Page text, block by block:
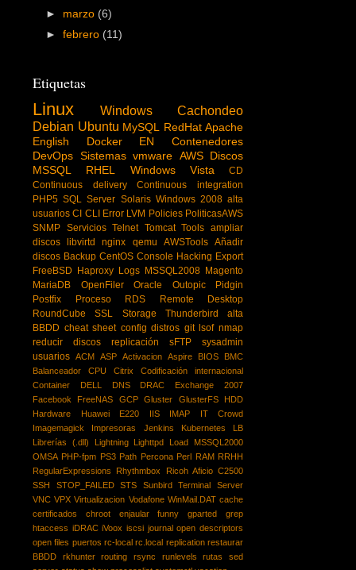
► marzo (6)
►febrero (11)
Etiquetas
Linux Windows
Cachondeo
Debian Ubuntu MySQL RedHat Apache
English
Docker EN
Contenedores
DevOps Sistemas vmware AWS
Discos
MSSQL
RHEL Windows Vista
CD
Continuous delivery
Continuous integration
PHP5 SQL Server Solaris Windows 2008 alta
usuarios CI CLI Error LVM Policies PoliticasAWS
SNMP Servicios Telnet Tomcat Tools ampliar
discos libvirtd nginx qemu AWSTools Añadir
discos Backup CentOS Console Hacking Export
FreeBSD Haproxy Logs MSSQL2008 Magento
MariaDB
OpenFiler Oracle Outopic
Pidgin
Postfix
Proceso RDS
Remote Desktop
RoundCube
SSL Storage Thunderbird
alta
BBDD cheat sheet config distros git lsof nmap
reducir discos
replicación sFTP
sysadmin
usuarios ACM ASP Activacion Aspire BIOS
BMC
Balanceador
CPU Citrix
Codificación internacional
Container
DELL DNS DRAC
Exchange 2007
Facebook
FreeNAS GCP Gluster GlusterFS
HDD
Hardware
Huawei E220 IIS IMAP
IT Crowd
Imagemagick
Impresoras Jenkins Kubernetes
LB
Librerías (.dll)
Lightning Lighttpd Load
MSSQL2000
OMSA PHP-fpm PS3 Path Percona Perl RAM RRHH
RegularExpressions
Rhythmbox
Ricoh Aficio C2500
SSH
STOP_FAILED STS Sunbird
Terminal Server
VNC VPX Virtualizacion Vodafone WinMail.DAT cache
certificados
chroot enjaular funny gparted
grep
htaccess iDRAC iVoox iscsi journal open descriptors
open files puertos rc-local rc.local replication restaurar
BBDD
rkhunter routing rsync runlevels rutas
sed